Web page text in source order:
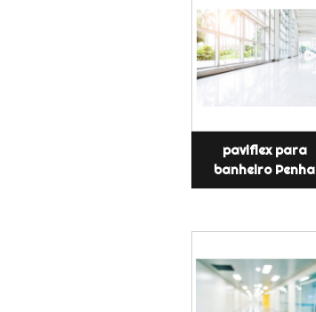
paviflex para
banheiro Penha